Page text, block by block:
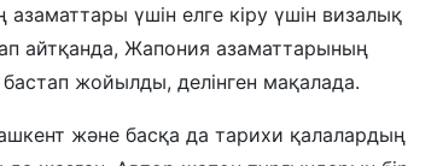
үшін елге кіру үшін визалық
айтқанда, Жапония азаматтарының
жойылды, делінген мақалада.
және басқа да тарихи қалалардың